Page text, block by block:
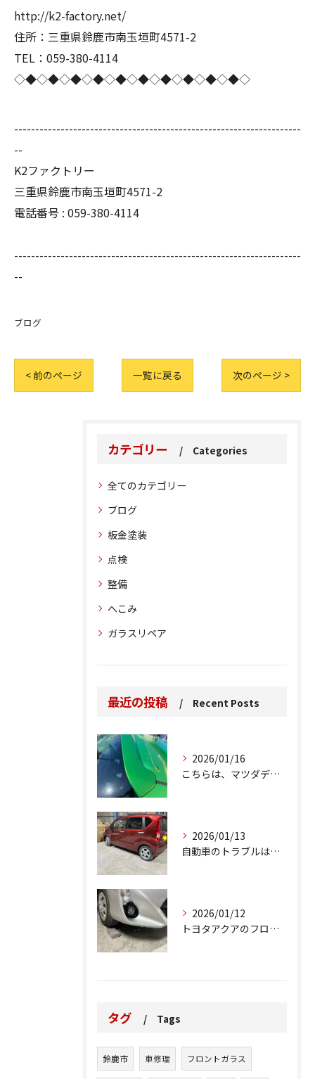
http://k2-factory.net/
住所：三重県鈴鹿市南玉垣町4571-2
TEL：059-380-4114
◇◆◇◆◇◆◇◆◇◆◇◆◇◆◇◆◇◆◇◆◇
--------------------------------------------------------------------
--
K2ファクトリー
三重県鈴鹿市南玉垣町4571-2
電話番号 : 059-380-4114
--------------------------------------------------------------------
--
ブログ
< 前のページ 一覧に戻る 次のページ >
カテゴリー Categories
全てのカテゴリー
ブログ
板金塗装
点検
整備
へこみ
ガラスリペア
最近の投稿 Recent Posts
2026/01/16
こちらは、マツダデミオのゲートのルーフスポイラーで、経年劣化...
2026/01/13
自動車のトラブルは、日常生活において避けられない出来事の一つ...
2026/01/12
トヨタアクアのフロントバンパーの右下側を縁石にぶつけてできた...
タグ Tags
鈴鹿市 車修理 フロントガラス